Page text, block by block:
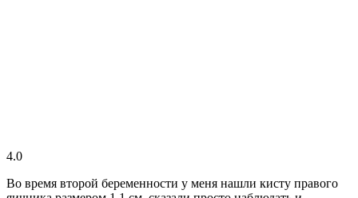
4.0
Во время второй беременности у меня нашли кисту правого